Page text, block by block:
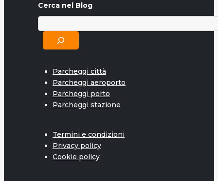
Cerca nel Blog
Parcheggi città
Parcheggi aeroporto
Parcheggi porto
Parcheggi stazione
Termini e condizioni
Privacy policy
Cookie policy